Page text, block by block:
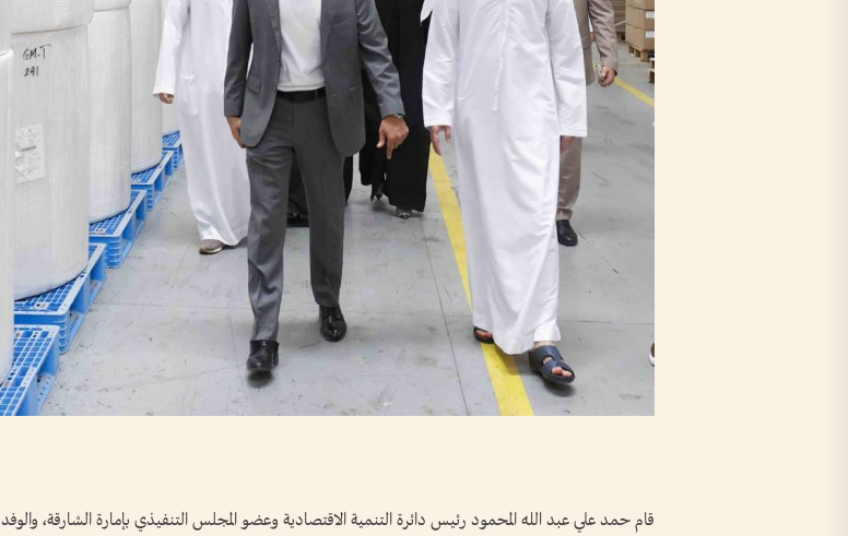
قام حمد علي عبد الله المحمود رئيس دائرة التنمية الاقتصادية وعضو المجلس التنفيذي بإمارة الشارقة، والوفد